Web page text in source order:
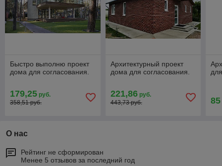
Быстро выполню проект
дома для согласования.
179,25 руб.
358,51 руб.
Архитектурный проект
дома для согласования.
221,86руб.
443,73 руб.
85
О нас
Рейтинг не сформирован
Менее 5 отзывов за последний год